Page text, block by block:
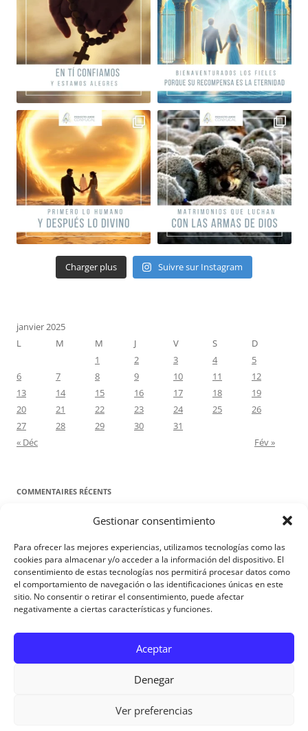
Gestionar consentimiento
Para ofrecer las mejores experiencias, utilizamos tecnologías como las
cookies para almacenar y/o acceder a la información del dispositivo. El
consentimiento de estas tecnologías nos permitirá procesar datos como
el comportamiento de navegación o las identificaciones únicas en este
sitio. No consentir o retirar el consentimiento, puede afectar
negativamente a ciertas características y funciones.
Aceptar
Denegar
Ver preferencias
Charger plus Suivre sur Instagram
janvier 2025
L
M M J V S
D
1
2 3 4
5
6
7 8 9 10 11
12
13
14 15 16 17 18
19
20
21 22 23 24 25
26
27
28 29 30
31
« Déc
Fév »
COMMENTAIRES RÉCENTS
Proyecto Amor ConyugaldansContre toute attente. Commentaire
pour les époux : Luc 12, 8-12
Manuel MirallesdansContre toute attente. Commentaire pour les
époux : Luc 12, 8-12